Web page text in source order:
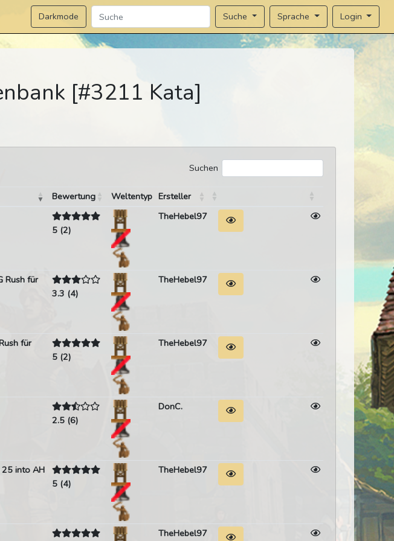
Darkmode Suche Sprache Login
[#3211 Kata]
Suchen
Bewertung Weltentyp Ersteller
5 (2)
TheHebel97
Rush für
3.3 (4)
TheHebel97
für
5 (2)
TheHebel97
2.5 (6)
DonC.
25 into AH
5 (4)
TheHebel97
TheHebel97